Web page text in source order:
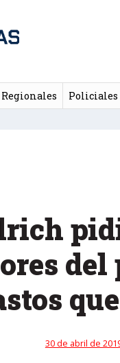
Regionales Policiales
del
30 de abril de